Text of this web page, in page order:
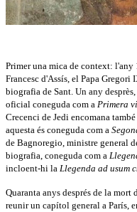
Primer una mica de context: l'any
Francesc d'Assís, el Papa Gregori
biografia de Sant. Un any
oficial coneguda com a Primera
Crecenci de Jedi encomana
aquesta és coneguda com a
de Bagnoregio, ministre general
biografia, coneguda com a
incloent-hi la Llegenda ad usum
Quaranta anys després de la mort
reunir un capítol general a París,